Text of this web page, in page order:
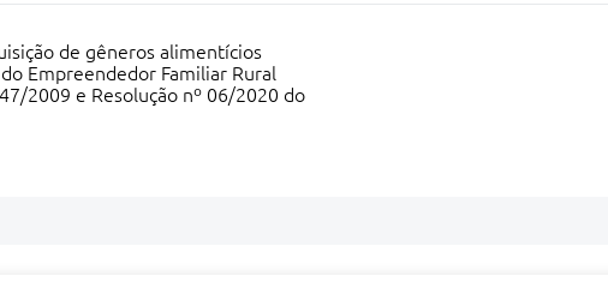
de gêneros alimentícios
Empreendedor Familiar Rural
2009 e Resolução nº 06/2020 do